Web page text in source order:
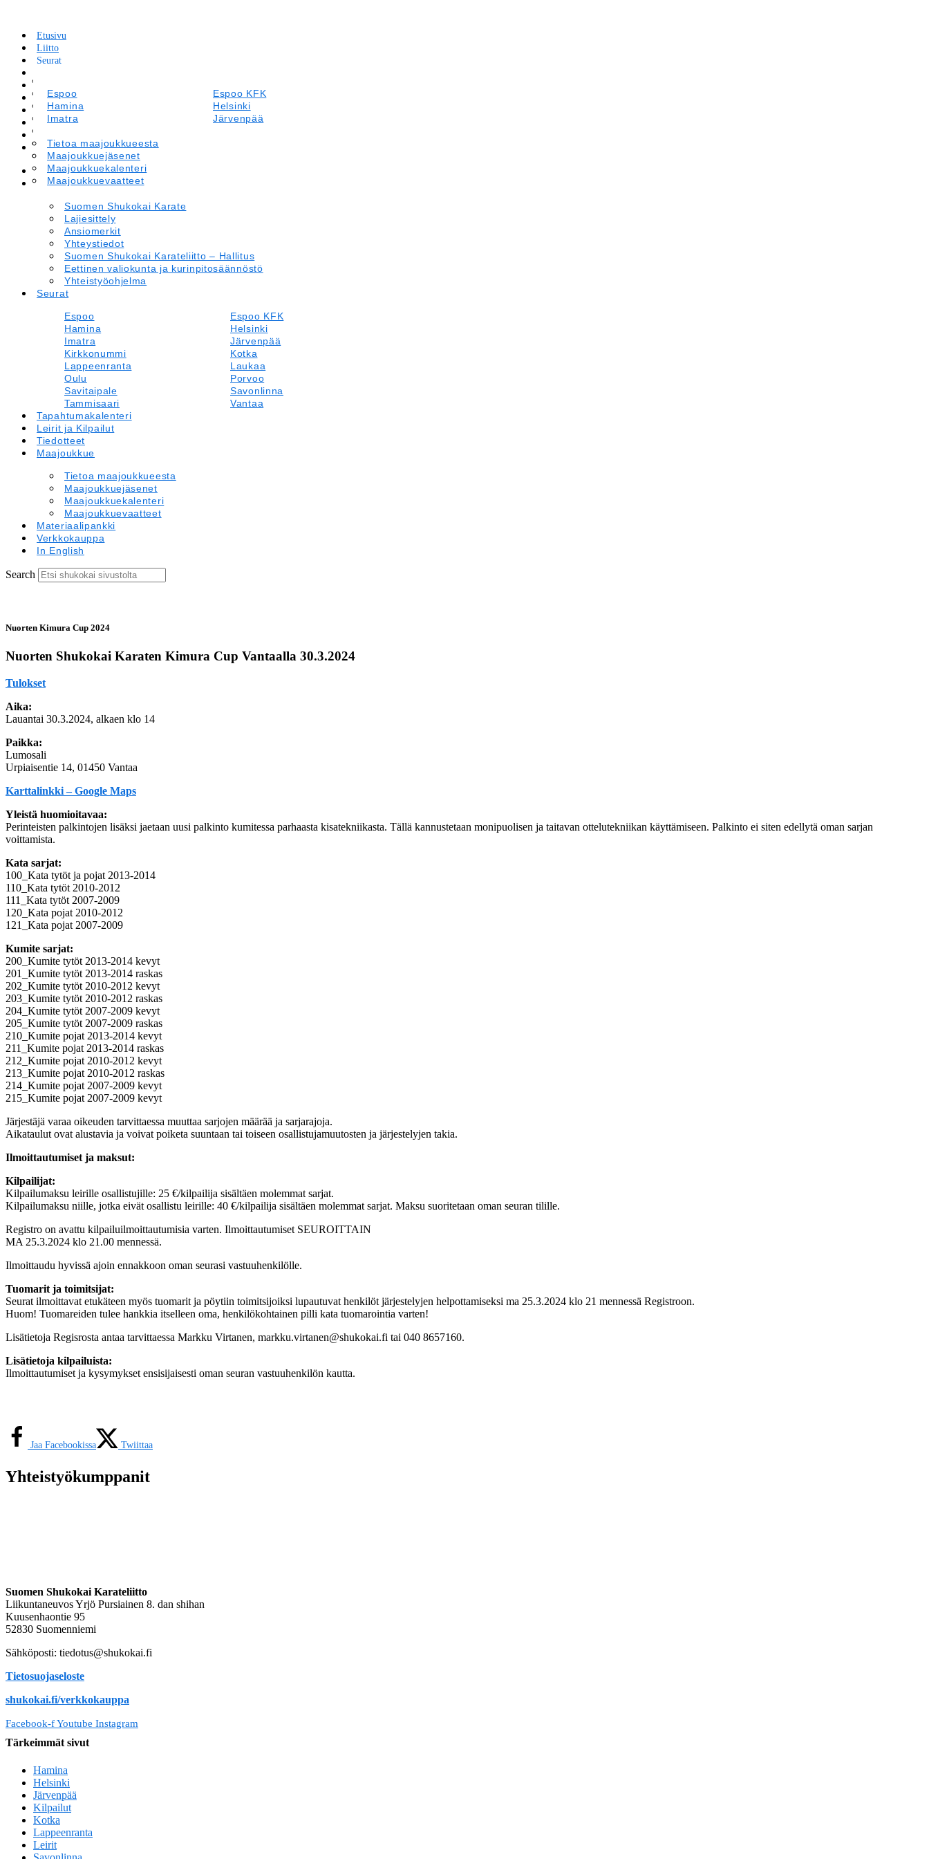
Etusivu
Liitto
Lajiesittely
Ansiomerkit
Yhteystiedot
Eettinen valiokunta ja kurinpitosäännöstö
Yhteistyöohjelma
Seurat
Espoo
Espoo KFK
Hamina
Helsinki
Imatra
Järvenpää
Lappeenranta
Oulu
Savitaipale
Tammisaari
Tiedotteet
Maajoukkue
Tietoa maajoukkueesta
Maajoukkuejäsenet
Maajoukkuekalenteri
Maajoukkuevaatteet
Materiaalipankki
In English
Etusivu
Liitto
Suomen Shukokai Karate
Lajiesittely
Ansiomerkit
Yhteystiedot
Suomen Shukokai Karateliitto – Hallitus
Eettinen valiokunta ja kurinpitosäännöstö
Yhteistyöohjelma
Seurat
Espoo
Espoo KFK
Hamina
Helsinki
Imatra
Järvenpää
Kirkkonummi
Kotka
Lappeenranta
Laukaa
Oulu
Porvoo
Savitaipale
Savonlinna
Tammisaari
Vantaa
Tapahtumakalenteri
Leirit ja Kilpailut
Tiedotteet
Maajoukkue
Tietoa maajoukkueesta
Maajoukkuejäsenet
Maajoukkuekalenteri
Maajoukkuevaatteet
Materiaalipankki
Verkkokauppa
In English
Search
Nuorten Kimura Cup 2024
Nuorten Shukokai Karaten Kimura Cup Vantaalla 30.3.2024
Tulokset
Aika:
Lauantai 30.3.2024, alkaen klo 14
Paikka:
Lumosali
Urpiaisentie 14, 01450 Vantaa
Karttalinkki – Google Maps
Yleistä huomioitavaa:
Perinteisten palkintojen lisäksi jaetaan uusi palkinto kumitessa parhaasta kisatekniikasta. Tällä kannustetaan monipuolisen ja taitavan ottelutekniikan käyttämiseen. Palkinto ei siten edellytä oman sarjan
voittamista.
Kata sarjat:
100_Kata tytöt ja pojat 2013-2014
110_Kata tytöt 2010-2012
111_Kata tytöt 2007-2009
120_Kata pojat 2010-2012
121_Kata pojat 2007-2009
Kumite sarjat:
200_Kumite tytöt 2013-2014 kevyt
201_Kumite tytöt 2013-2014 raskas
202_Kumite tytöt 2010-2012 kevyt
203_Kumite tytöt 2010-2012 raskas
204_Kumite tytöt 2007-2009 kevyt
205_Kumite tytöt 2007-2009 raskas
210_Kumite pojat 2013-2014 kevyt
211_Kumite pojat 2013-2014 raskas
212_Kumite pojat 2010-2012 kevyt
213_Kumite pojat 2010-2012 raskas
214_Kumite pojat 2007-2009 kevyt
215_Kumite pojat 2007-2009 kevyt
Järjestäjä varaa oikeuden tarvittaessa muuttaa sarjojen määrää ja sarjarajoja.
Aikataulut ovat alustavia ja voivat poiketa suuntaan tai toiseen osallistujamuutosten ja järjestelyjen takia.
Ilmoittautumiset ja maksut:
Kilpailijat:
Kilpailumaksu leirille osallistujille: 25 €/kilpailija sisältäen molemmat sarjat.
Kilpailumaksu niille, jotka eivät osallistu leirille: 40 €/kilpailija sisältäen molemmat sarjat. Maksu suoritetaan oman seuran tilille.
Registro on avattu kilpailuilmoittautumisia varten. Ilmoittautumiset SEUROITTAIN
MA 25.3.2024 klo 21.00 mennessä.
Ilmoittaudu hyvissä ajoin ennakkoon oman seurasi vastuuhenkilölle.
Tuomarit ja toimitsijat:
Seurat ilmoittavat etukäteen myös tuomarit ja pöytiin toimitsijoiksi lupautuvat henkilöt järjestelyjen helpottamiseksi ma 25.3.2024 klo 21 mennessä Registroon.
Huom! Tuomareiden tulee hankkia itselleen oma, henkilökohtainen pilli kata tuomarointia varten!
Lisätietoja Regisrosta antaa tarvittaessa Markku Virtanen, markku.virtanen@shukokai.fi tai 040 8657160.
Lisätietoja kilpailuista:
Ilmoittautumiset ja kysymykset ensisijaisesti oman seuran vastuuhenkilön kautta.
Jaa Facebookissa Twiittaa
Yhteistyökumppanit
Suomen Shukokai Karateliitto
Liikuntaneuvos Yrjö Pursiainen 8. dan shihan
Kuusenhaontie 95
52830 Suomenniemi
Sähköposti: tiedotus@shukokai.fi
Tietosuojaseloste
shukokai.fi/verkkokauppa
Facebook-fYoutube Instagram
Tärkeimmät sivut
Hamina
Helsinki
Järvenpää
Kilpailut
Kotka
Lappeenranta
Leirit